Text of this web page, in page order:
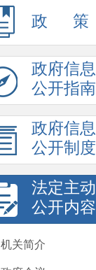
政 策
政府信息
公开指南
政府信息
公开制度
法定主动
公开内容
机关简介